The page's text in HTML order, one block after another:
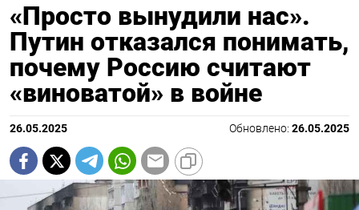
«Просто вынудили нас».
Путин отказался понимать,
почему Россию считают
«виноватой» в войне
26.05.2025 Обновлено: 26.05.2025